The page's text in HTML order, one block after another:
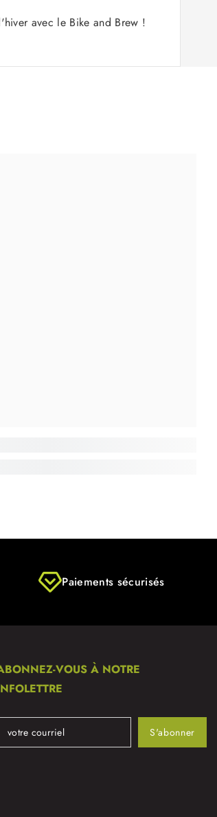
avec le Bike and Brew !
Paiements sécurisés
VOUS À NOTRE
S'abonner